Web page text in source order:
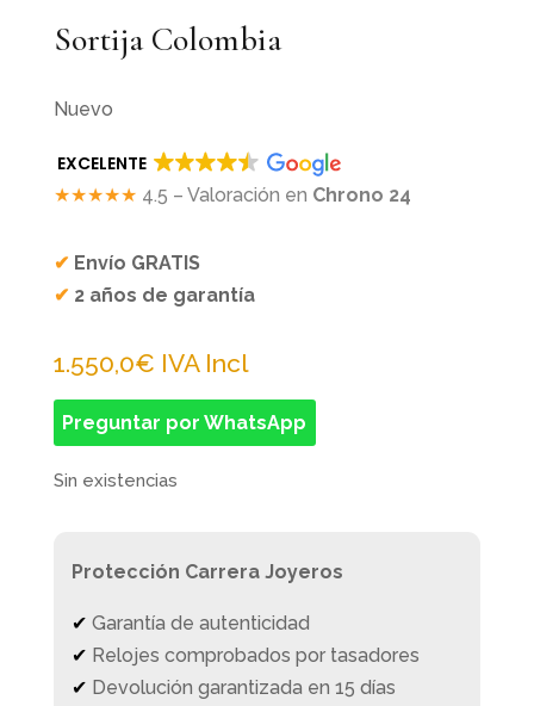
Sortija Colombia
Nuevo
EXCELENTE
★★★★★ 4.5 – Valoración en Chrono 24
✔ Envío GRATIS
✔ 2 años de garantía
1.550,0€ IVA Incl
Preguntar por WhatsApp
Sin existencias
Protección Carrera Joyeros
✔ Garantía de autenticidad
✔ Relojes comprobados por tasadores
✔ Devolución garantizada en 15 días